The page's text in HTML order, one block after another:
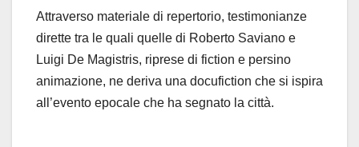
Attraverso materiale di repertorio, testimonianze
dirette tra le quali quelle di Roberto Saviano e
Luigi De Magistris, riprese di fiction e persino
animazione, ne deriva una docufiction che si ispira
all’evento epocale che ha segnato la città.